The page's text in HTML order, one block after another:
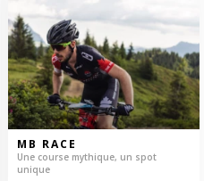
MB RACE
Une course mythique, un spot
unique